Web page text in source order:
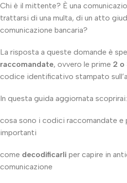
Chi è il mittente? È una
trattarsi di una multa, di un atto
comunicazione bancaria?
La risposta a queste domande è
raccomandate, ovvero le prime 2 o
codice identificativo stampato
In questa guida aggiornata scoprirai:
cosa sono i codici raccomandate e
importanti
come decodificarli per capire in
comunicazione